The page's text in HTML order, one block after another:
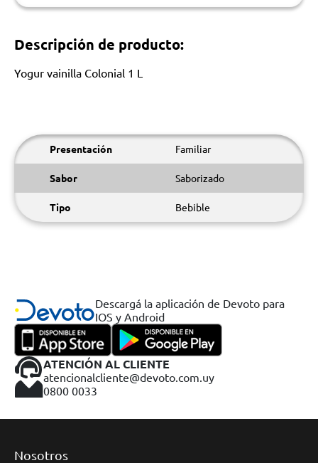
Descripción de producto:
Yogur vainilla Colonial 1 L
Presentación Familiar
Sabor Saborizado
Tipo Bebible
Descargá la aplicación de Devoto para
IOS y Android
ATENCIÓN AL CLIENTE
atencionalcliente@devoto.com.uy
0800 0033
Nosotros